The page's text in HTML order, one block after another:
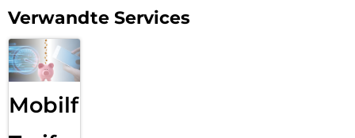
Verwandte Services
Mobilfunk